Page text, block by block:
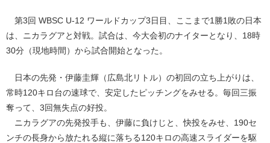
第3回 WBSC U-12 ワールドカップ3日目、ここまで1勝1敗の日本
は、ニカラグアと対戦。試合は、今大会初のナイターとなり、18時
30分（現地時間）から試合開始となった。
日本の先発・伊藤圭輝（広島北リトル）の初回の立ち上がりは、
常時120キロ台の速球で、安定したピッチングをみせる。毎回三振
奪って、3回無失点の好投。
ニカラグアの先発投手も、伊藤に負けじと、快投をみせ、190セ
ンチの長身から放たれる縦に落ちる120キロの高速スライダーを駆